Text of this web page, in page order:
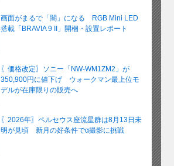
画面がまるで「闇」になる RGB Mini LED
搭載「BRAVIA 9 II」開梱・設置レポート
〖価格改定〗ソニー「NW-WM1ZM2」が
350,900円に値下げ ウォークマン最上位モ
デルが在庫限りの販売へ
〖2026年〗ペルセウス座流星群は8月13日未
明が見頃 新月の好条件でα撮影に挑戦